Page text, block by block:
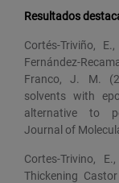
Resultados
Cortés-Triviño,
Fernández-
Franco, J. M.
solvents with
alternative to
Journal of
Cortes-Trivino,
Thickening